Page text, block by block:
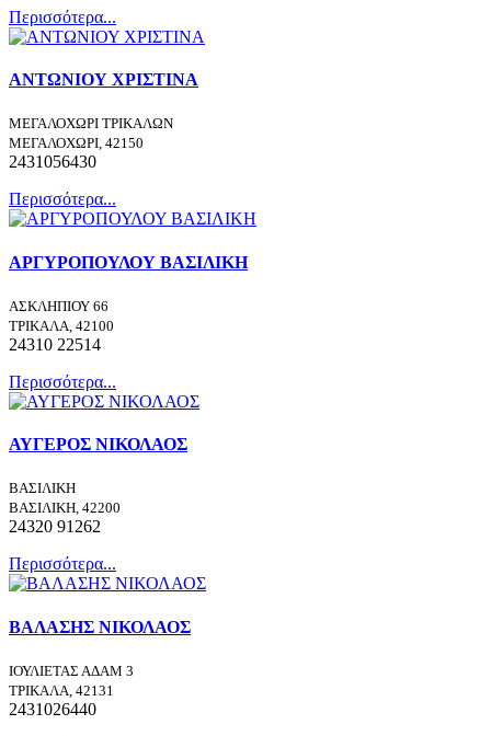
Περισσότερα...
ΑΝΤΩΝΙΟΥ ΧΡΙΣΤΙΝΑ
ΜΕΓΑΛΟΧΩΡΙ ΤΡΙΚΑΛΩΝ
ΜΕΓΑΛΟΧΩΡΙ, 42150
2431056430
Περισσότερα...
ΑΡΓΥΡΟΠΟΥΛΟΥ ΒΑΣΙΛΙΚΗ
ΑΣΚΛΗΠΙΟΥ 66
ΤΡΙΚΑΛΑ, 42100
24310 22514
Περισσότερα...
ΑΥΓΕΡΟΣ ΝΙΚΟΛΑΟΣ
ΒΑΣΙΛΙΚΗ
ΒΑΣΙΛΙΚΗ, 42200
24320 91262
Περισσότερα...
ΒΑΛΑΣΗΣ ΝΙΚΟΛΑΟΣ
ΙΟΥΛΙΕΤΑΣ ΑΔΑΜ 3
ΤΡΙΚΑΛΑ, 42131
2431026440